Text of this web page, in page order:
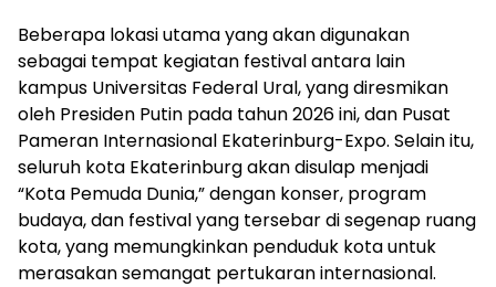
Beberapa lokasi utama yang akan digunakan
sebagai tempat kegiatan festival antara lain
kampus Universitas Federal Ural, yang diresmikan
oleh Presiden Putin pada tahun 2026 ini, dan Pusat
Pameran Internasional Ekaterinburg-Expo. Selain itu,
seluruh kota Ekaterinburg akan disulap menjadi
“Kota Pemuda Dunia,” dengan konser, program
budaya, dan festival yang tersebar di segenap ruang
kota, yang memungkinkan penduduk kota untuk
merasakan semangat pertukaran internasional.